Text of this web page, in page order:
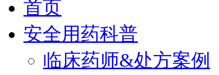
首页
安全用药科普
临床药师&处方案例